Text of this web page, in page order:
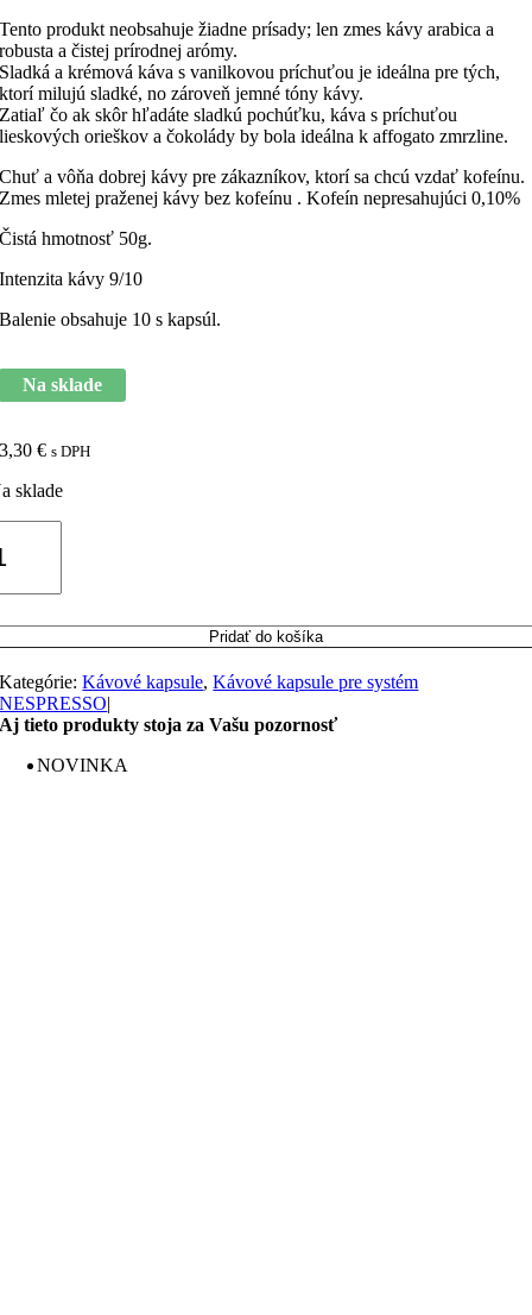
Tento produkt neobsahuje žiadne prísady; len zmes kávy arabica a
robusta a čistej prírodnej arómy.
Sladká a krémová káva s vanilkovou príchuťou je ideálna pre tých,
ktorí milujú sladké, no zároveň jemné tóny kávy.
Zatiaľ čo ak skôr hľadáte sladkú pochúťku, káva s príchuťou
lieskových orieškov a čokolády by bola ideálna k affogato zmrzline.
Chuť a vôňa dobrej kávy pre zákazníkov, ktorí sa chcú vzdať kofeínu.
Zmes mletej praženej kávy bez kofeínu . Kofeín nepresahujúci 0,10%
Čistá hmotnosť 50g.
Intenzita kávy 9/10
Balenie obsahuje 10 s kapsúl.
Na sklade
3,30€ s DPH
sklade
Pridať do košíka
Kategórie:Kávové kapsule,Kávové kapsule pre systém
NESPRESSO|
Aj tieto produkty stoja za Vašu pozornosť
NOVINKA